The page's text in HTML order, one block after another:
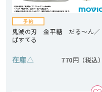
鬼滅の刃 金平糖 だる～ん／
ぱすてる
在庫△ 770円